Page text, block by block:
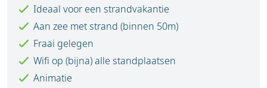
Ideaal voor een strandvakantie
Aan zee met strand (binnen 50m)
Fraai gelegen
Wifi op (bijna) alle standplaatsen
Animatie